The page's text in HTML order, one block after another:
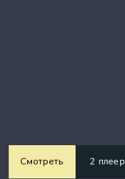
Смотреть 2 плеер